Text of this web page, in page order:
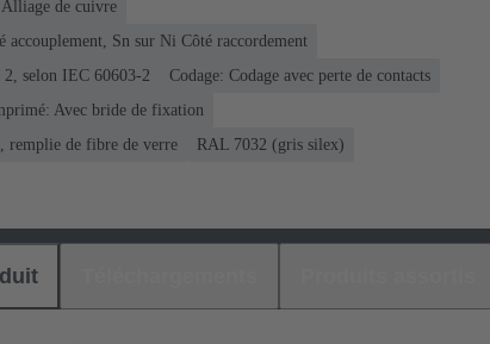
Alliage de cuivre
accouplement, Sn sur Ni Côté raccordement
2, selon IEC 60603-2
Codage: Codage avec perte de contacts
Avec bride de fixation
remplie de fibre de verre
RAL 7032 (gris silex)